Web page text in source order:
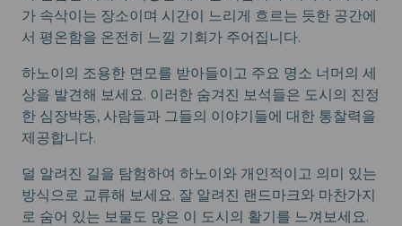
가 속삭이는 장소이며 시간이 느리게 흐르는 듯한 공간에
서 평온함을 온전히 느낄 기회가 주어집니다.
하노이의 조용한 면모를 받아들이고 주요 명소 너머의 세
상을 발견해 보세요. 이러한 숨겨진 보석들은 도시의 진정
한 심장박동, 사람들과 그들의 이야기들에 대한 통찰력을
제공합니다.
덜 알려진 길을 탐험하여 하노이와 개인적이고 의미 있는
방식으로 교류해 보세요. 잘 알려진 랜드마크와 마찬가지
로 숨어 있는 보물도 많은 이 도시의 활기를 느껴보세요.